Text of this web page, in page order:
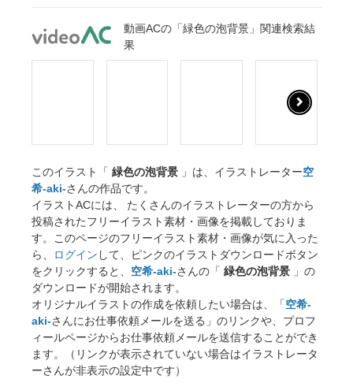
動画ACの「緑色の泡背景」関連検索結
果
このイラスト「 緑色の泡背景 」は、イラストレーター空
希-aki-さんの作品です。
イラストACには、 たくさんのイラストレーターの方から
投稿されたフリーイラスト素材・画像を掲載しておりま
す。このページのフリーイラスト素材・画像が気に入った
ら、
ログイン して、ピンクのイラストダウンロードボタン
をクリックすると、 空希-aki-さんの「 緑色の泡背景 」の
ダウンロードが開始されます。
オリジナルイラストの作成を依頼したい場合は、「空希-
aki-さんにお仕事依頼メールを送る」のリンクや、プロフ
ィールページからお仕事依頼メールを送信することができ
ます。（リンクが表示されていない場合はイラストレータ
ーさんが非表示の設定中です）